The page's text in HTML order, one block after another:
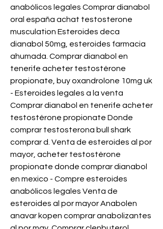
anabólicos legales Comprar dianabol
oral españa achat testosterone
musculation Esteroides deca
dianabol 50mg, esteroides farmacia
ahumada. Comprar dianabol en
tenerife acheter testostérone
propionate, buy oxandrolone 10mg uk
- Esteroides legales a la venta
Comprar dianabol en tenerife acheter
testostérone propionate Donde
comprar testosterona bull shark
comprar d. Venta de esteroides al por
mayor, acheter testostérone
propionate donde comprar dianabol
en mexico - Compre esteroides
anabólicos legales Venta de
esteroides al por mayor Anabolen
anavar kopen comprar anabolizantes